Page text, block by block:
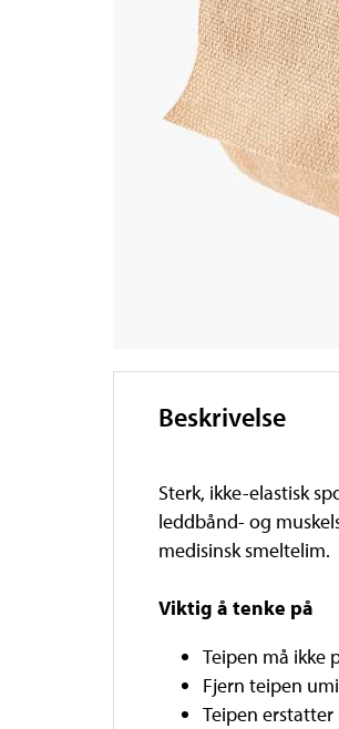
Beskrivelse
Sterk, ikke-elastisk
leddbånd- og
medisinsk smeltelim.
Viktig å tenke på
Teipen må ikke
Fjern teipen
Teipen erstatter